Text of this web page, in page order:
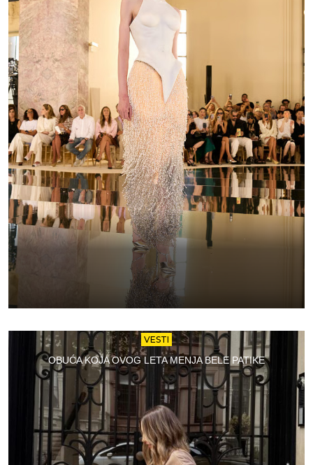
VESTI
OBUĆA KOJA OVOG LETA MENJA BELE PATIKE